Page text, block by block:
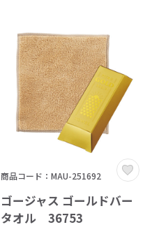
商品コード：MAU-251692
ゴージャス ゴールドバー
タオル 36753